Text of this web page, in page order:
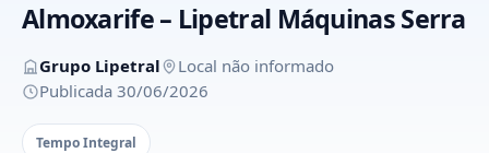
Almoxarife – Lipetral Máquinas Serra
Grupo Lipetral
Local não informado
Publicada 30/06/2026
Tempo Integral